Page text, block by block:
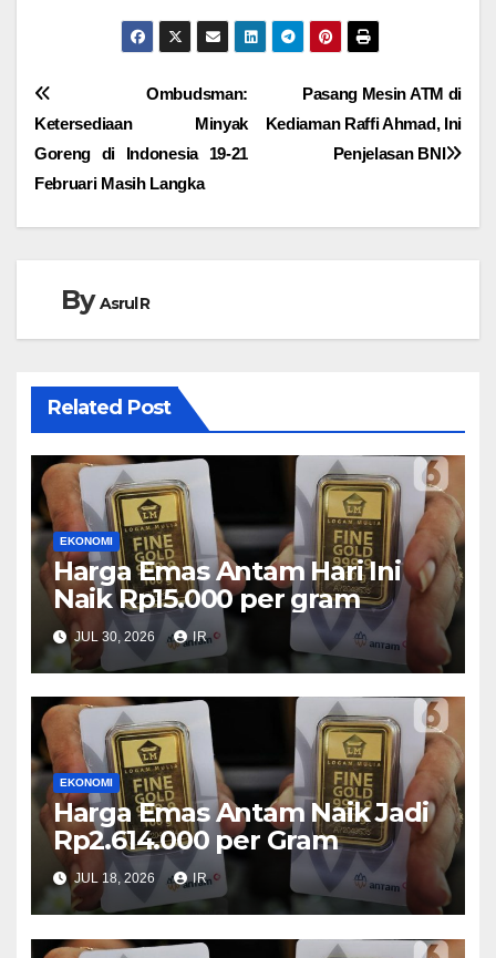
Navigasi
pos
Pasang Mesin ATM di
Kediaman Raffi Ahmad, Ini
Penjelasan BNI
Ombudsman:
Ketersediaan Minyak
Goreng di Indonesia 19-21
Februari Masih Langka
ByAsrul R
Related Post
EKONOMI
Harga Emas Antam Hari Ini
Naik Rp15.000 per gram
JUL 30, 2026 IR
EKONOMI
Harga Emas Antam Naik Jadi
Rp2.614.000 per Gram
JUL 18, 2026 IR